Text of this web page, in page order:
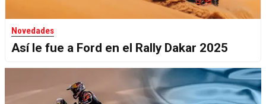
Novedades
Así le fue a Ford en el Rally Dakar 2025